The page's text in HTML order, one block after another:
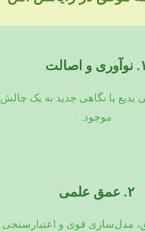
۱. نوآوری و اصالت
بدیع یا نگاهی جدید به یک چالش
موجود.
۲. عمق علمی
مدل‌سازی قوی و اعتبارسنجی